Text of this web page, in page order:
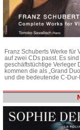
Franz Schuberts Werke
auf zwei CDs passt. Es
geschäftstüchtige Verleger
kommen die als „Grand
und die bedeutende C-